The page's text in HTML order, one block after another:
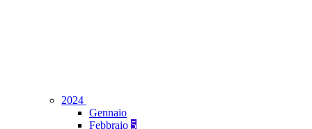
2024
Gennaio
Febbraio 5